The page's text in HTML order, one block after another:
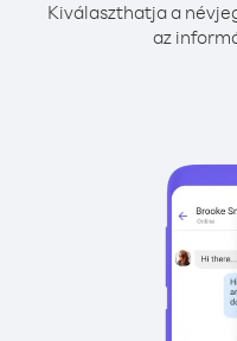
Kiválaszthatja a
az